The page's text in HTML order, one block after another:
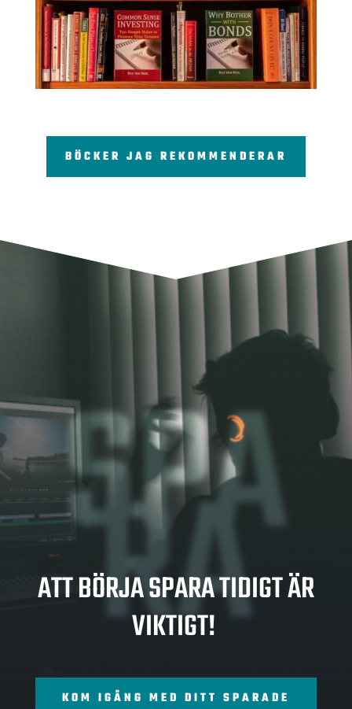
BÖCKER JAG REKOMMENDERAR
SPA
RA
ATT BÖRJA SPARA TIDIGT ÄR
VIKTIGT!
KOM IGÅNG MED DITT SPARADE